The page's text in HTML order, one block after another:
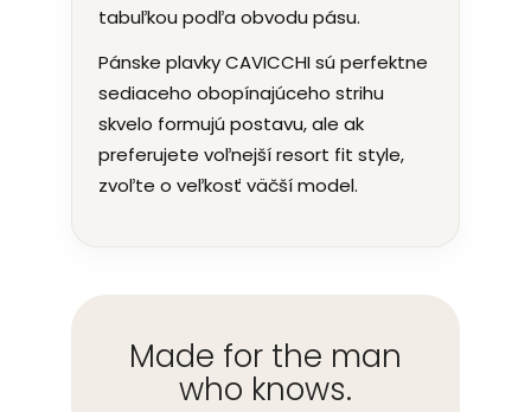
tabuľkou podľa obvodu pásu.
Pánske plavky CAVICCHI sú perfektne
sediaceho obopínajúceho strihu
skvelo formujú postavu, ale ak
preferujete voľnejší resort fit style,
zvoľte o veľkosť väčší model.
Made for the man
who knows.